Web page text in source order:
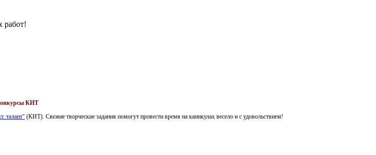
работ!
КИТ
талант" (КИТ). Свежие творческие задания помогут провести время на каникулах весело и с удовольствием!